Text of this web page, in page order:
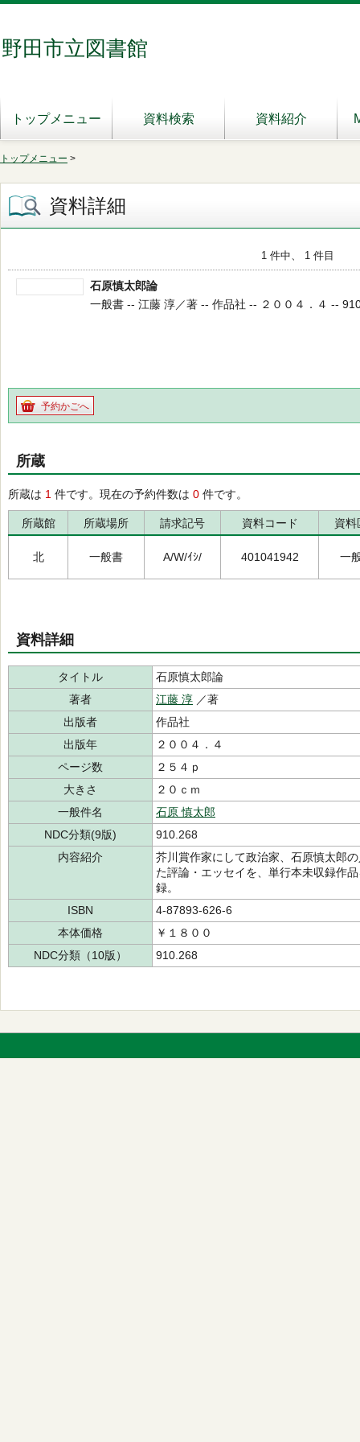
野田市立図書館
トップメニュー 資料検索 資料紹介
トップメニュー >
資料詳細
1 件中、 1 件目
石原慎太郎論
一般書 -- 江藤 淳／著 -- 作品社 -- ２００４．４ --
予約かごへ
所蔵
所蔵は 1 件です。現在の予約件数は 0 件です。
所蔵館 所蔵場所 請求記号 資料コード 資料
北 一般書 A/W/ｲｼ/ 401041942 一
資料詳細
タイトル
石原慎太郎論
著者
江藤 淳 ／著
出版者
作品社
出版年
２００４．４
ページ数
２５４ｐ
大きさ
２０ｃｍ
一般件名
石原 慎太郎
NDC分類(9版)
910.268
内容紹介
芥川賞作家にして政治家、石原慎太郎
た評論・エッセイを、単行本未収録作
録。
ISBN
4-87893-626-6
本体価格
￥１８００
NDC分類（10版）
910.268